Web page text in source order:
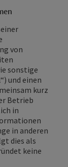
von
sonstige
“) und einen
kurz
Betrieb
in
in anderen
dies als
keine